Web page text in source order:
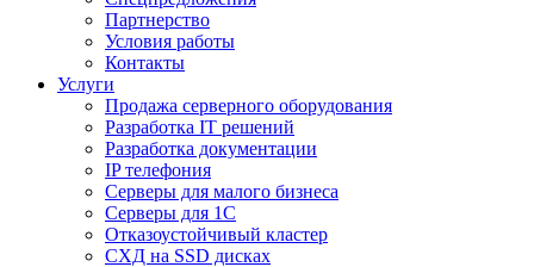
Партнерство
Условия работы
Контакты
Услуги
Продажа серверного оборудования
Разработка IT решений
Разработка документации
IP телефония
Серверы для малого бизнеса
Серверы для 1С
Отказоустойчивый кластер
СХД на SSD дисках